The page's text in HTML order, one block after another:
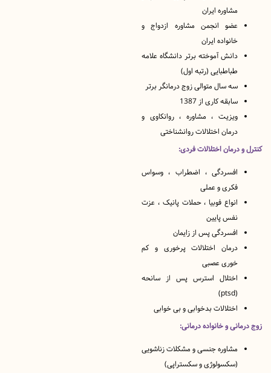
مشاوره ایران
عضو انجمن مشاوره ازدواج و
خانواده ایران
دانش آموخته برتر دانشگاه علامه
طباطبایی (رتبه اول)
سه سال متوالی زوج درمانگر برتر
سابقه کاری از 1387
ویزیت ، مشاوره ، روانکاوی و
درمان اختلالات روانشناختی
درمان اختلالات فردی:
افسردگی ، اضطراب ، وسواس
فکری و عملی
انواع فوبیا ، حملات پانیک ، عزت
نفس پایین
افسردگی پس از زایمان
درمان اختلالات پرخوری و کم
خوری عصبی
اختلال استرس پس از سانحه
اختلالات بدخوابی و بی خوابی
و خانواده درمانی:
مشاوره‌ جنسی و مشکلات زناشویی
(سکسولوژی و سکستراپی)